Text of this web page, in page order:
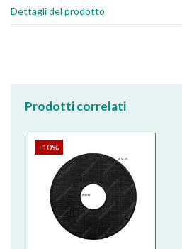
Dettagli del prodotto
Prodotti correlati
-10%